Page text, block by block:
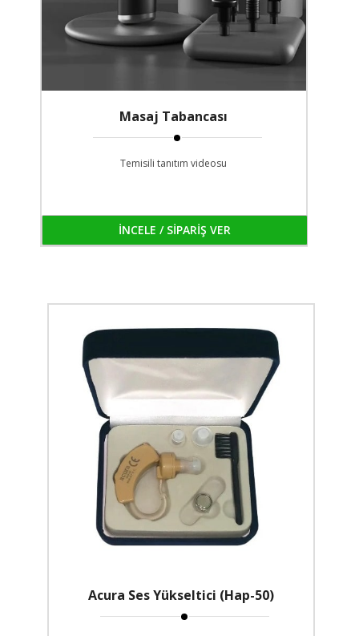
Masaj Tabancası
Temisili tanıtım videosu
İNCELE / SİPARİŞ VER
Acura Ses Yükseltici (Hap-50)